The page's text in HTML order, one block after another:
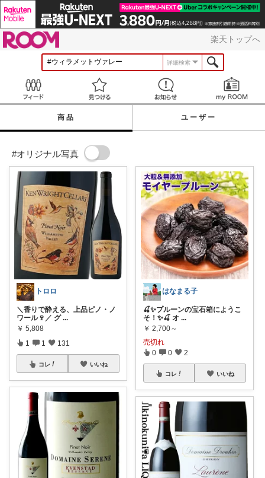
楽天トップへ
詳細検索
見つける お知らせ
商品 ユーザー
#オリジナル写真
トロロ
＼香りで酔える、上品ピノ・ノ
ワール🍷／ グ ...
￥ 5,808
1 1 131
コレ いいね
はなまる子
🍒✨プルーンの宝石箱にようこ
そ！✨🍒 オ ...
￥ 2,700～
売切れ
0 0 2
コレ いいね